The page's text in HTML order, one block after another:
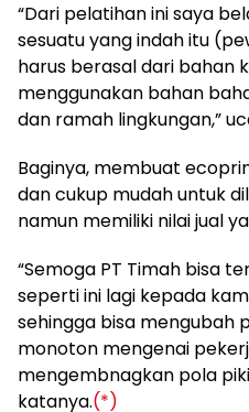
“Dari pelatihan ini saya
sesuatu yang indah itu
harus berasal dari bahan
menggunakan bahan
dan ramah lingkungan,”
Baginya, membuat
dan cukup mudah untuk
namun memiliki nilai jual
“Semoga PT Timah bisa
seperti ini lagi kepada
sehingga bisa mengubah
monoton mengenai
mengembnagkan pola
katanya.(*)